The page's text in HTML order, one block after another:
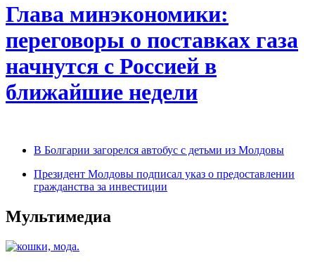
Глава минэкономики:
переговоры о поставках газа
начнутся с Россией в
ближайшие недели
В Болгарии загорелся автобус с детьми из Молдовы
Президент Молдовы подписал указ о предоставлении
гражданства за инвестиции
Мультимедиа